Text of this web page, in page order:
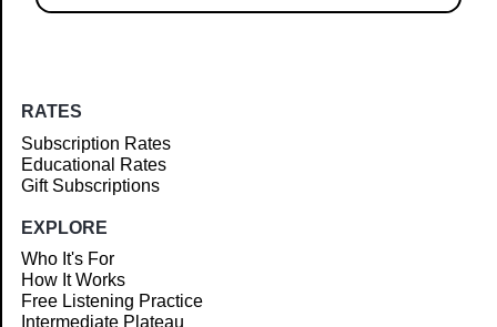
RATES
Subscription Rates
Educational Rates
Gift Subscriptions
EXPLORE
Who It's For
How It Works
Free Listening Practice
Intermediate Plateau